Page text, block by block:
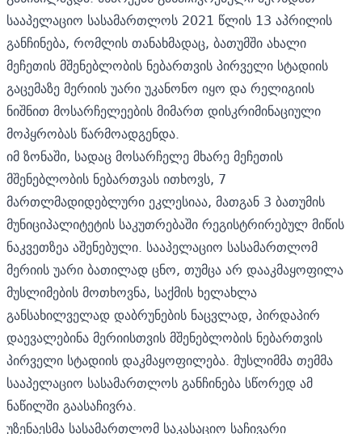
სააპელაციო სასამართლოს 2021 წლის 13 აპრილის
განჩინება, რომლის თანახმადაც, ბათუმში ახალი
მეჩეთის მშენებლობის ნებართვის პირველი სტადიის
გაცემაზე მერიის უარი უკანონო იყო და რელიგიის
ნიშნით მოსარჩელეების მიმართ დისკრიმინაციული
მოპყრობას წარმოადგენდა.
იმ ზონაში, სადაც მოსარჩელე მხარე მეჩეთის
მშენებლობის ნებართვას ითხოვს, 7
მართლმადიდებლური ეკლესიაა, მათგან 3 ბათუმის
მუნიციპალიტეტის საკუთრებაში რეგისტრირებულ მიწის
ნაკვეთზეა აშენებული. სააპელაციო სასამართლომ
მერიის უარი ბათილად ცნო, თუმცა არ დააკმაყოფილა
მუსლიმების მოთხოვნა, საქმის ხელახლა
განსახილველად დაბრუნების ნაცვლად, პირდაპირ
დაევალებინა მერიისთვის მშენებლობის ნებართვის
პირველი სტადიის დაკმაყოფილება. მუსლიმმა თემმა
სააპელაციო სასამართლოს განჩინება სწორედ ამ
ნაწილში გაასაჩივრა.
უზენაესმა სასამართლომ საკასაციო საჩივარი